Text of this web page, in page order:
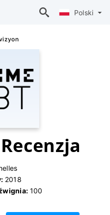
Polski
2018
100